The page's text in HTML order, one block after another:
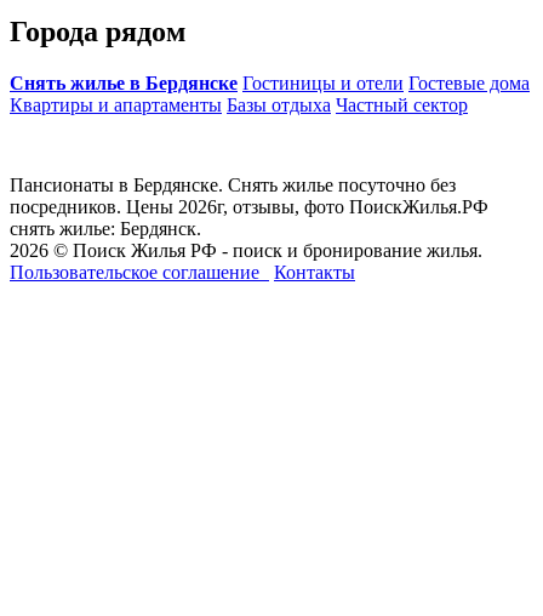
Города рядом
Снять жилье в Бердянске Гостиницы и отели Гостевые дома
Квартиры и апартаменты Базы отдыха Частный сектор
Пансионаты в Бердянске. Снять жилье посуточно без
посредников. Цены 2026г, отзывы, фото ПоискЖилья.РФ
снять жилье: Бердянск.
2026 © Поиск Жилья РФ - поиск и бронирование жилья.
Пользовательское соглашение
Контакты